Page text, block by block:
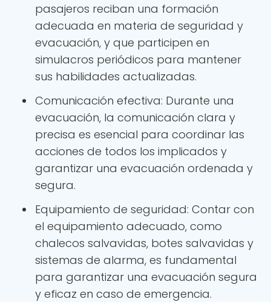
pasajeros reciban una formación
adecuada en materia de seguridad y
evacuación, y que participen en
simulacros periódicos para mantener
sus habilidades actualizadas.
Comunicación efectiva: Durante una
evacuación, la comunicación clara y
precisa es esencial para coordinar las
acciones de todos los implicados y
garantizar una evacuación ordenada y
segura.
Equipamiento de seguridad: Contar con
el equipamiento adecuado, como
chalecos salvavidas, botes salvavidas y
sistemas de alarma, es fundamental
para garantizar una evacuación segura
y eficaz en caso de emergencia.